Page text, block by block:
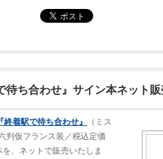
待ち合わせ』サイン本ネット
『終着駅で待ち合わせ』
（ミス
判仮フランス装／税込定価
、ネットで販売いたしま